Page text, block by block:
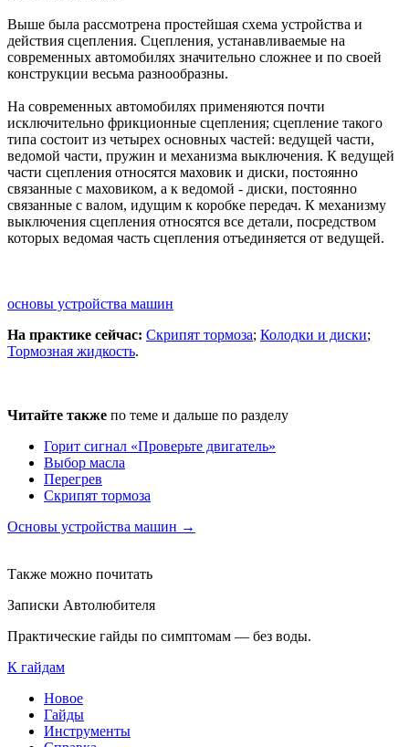
Выше была рассмотрена простейшая схема устройства и
действия сцепления. Сцепления, устанавливаемые на
современных автомобилях значительно сложнее и по своей
конструкции весьма разнообразны.
На современных автомобилях применяются почти
исключительно фрикционные сцепления; сцепление такого
типа состоит из четырех основных частей: ведущей части,
ведомой части, пружин и механизма выключения. К ведущей
части сцепления относятся маховик и диски, постоянно
связанные с маховиком, а к ведомой - диски, постоянно
связанные с валом, идущим к коробке передач. К механизму
выключения сцепления относятся все детали, посредством
которых ведомая часть сцепления отъединяется от ведущей.
основы устройства машин
На практике сейчас: Скрипят тормоза; Колодки и диски;
Тормозная жидкость.
Читайте также по теме и дальше по разделу
Горит сигнал «Проверьте двигатель»
Выбор масла
Перегрев
Скрипят тормоза
Основы устройства машин →
Также можно почитать
Записки Автолюбителя
Практические гайды по симптомам — без воды.
К гайдам
Новое
Гайды
Инструменты